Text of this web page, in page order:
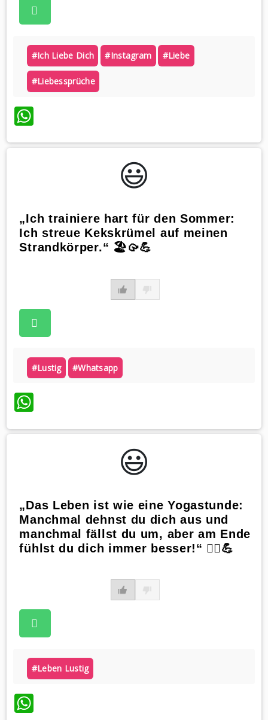
#ich Liebe Dich #instagram #liebe
#liebessprüche
WhatsApp
😃️
„Ich trainiere hart für den Sommer:
Ich streue Kekskrümel auf meinen
Strandkörper.“ 🏖️🥠💪
#lustig #whatsapp
WhatsApp
😃️
„Das Leben ist wie eine Yogastunde:
Manchmal dehnst du dich aus und
manchmal fällst du um, aber am Ende
fühlst du dich immer besser!“ 🧘‍♀️💪
#leben Lustig
WhatsApp